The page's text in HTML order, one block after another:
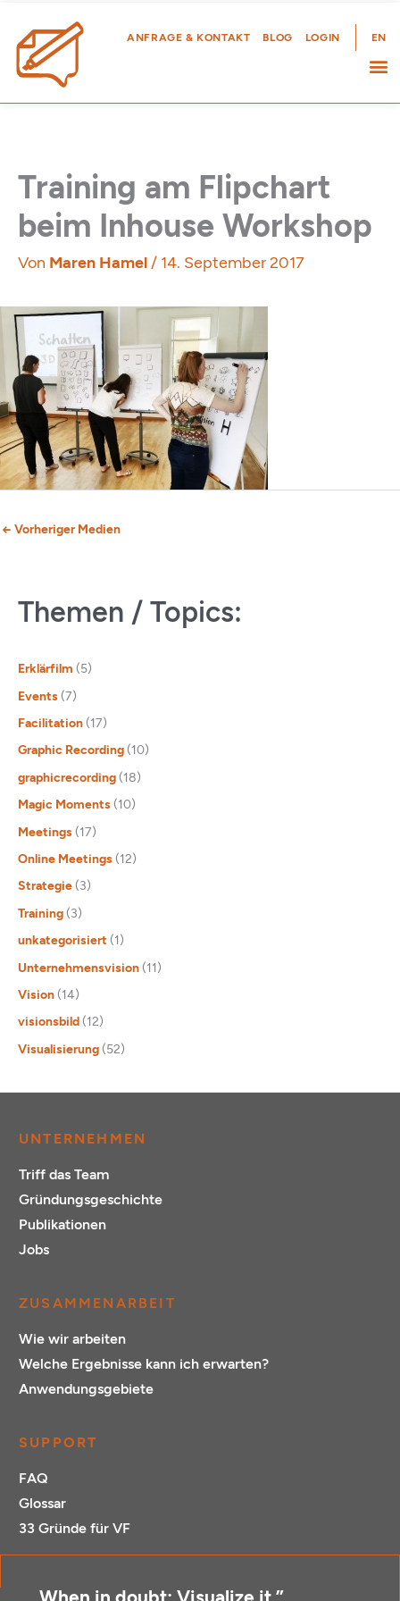
Inhalt
springen
ANFRAGE & KONTAKT BLOG LOGIN EN
Training am Flipchart
beim Inhouse Workshop
Von Maren Hamel/ 14. September 2017
← Vorheriger Medien
Themen / Topics:
Erklärfilm (5)
Events (7)
Facilitation (17)
Graphic Recording (10)
graphicrecording (18)
Magic Moments (10)
Meetings (17)
Online Meetings (12)
Strategie (3)
Training (3)
unkategorisiert (1)
Unternehmensvision (11)
Vision (14)
visionsbild (12)
Visualisierung (52)
UNTERNEHMEN
Triff das Team
Gründungsgeschichte
Publikationen
Jobs
ZUSAMMENARBEIT
Wie wir arbeiten
Welche Ergebnisse kann ich erwarten?
Anwendungsgebiete
SUPPORT
FAQ
Glossar
33 Gründe für VF